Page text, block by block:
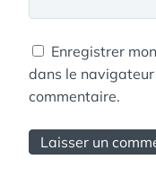
Enregistrer
dans le
commentaire.